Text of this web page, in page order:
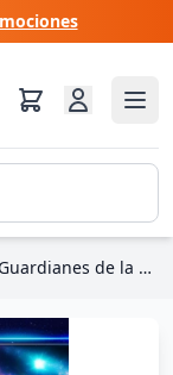
Dancing Groot 1/1 Guardianes de la Galaxia 2 1/1 - Estatua de tamaño natural de Marvel